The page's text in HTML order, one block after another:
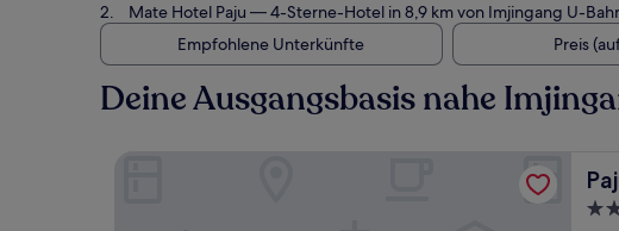
Mate Hotel Paju — 4-Sterne-Hotel in 8,9 km von Imjingang U-
Empfohlene Unterkünfte
Preis
Deine Ausgangsbasis nahe
2.5-